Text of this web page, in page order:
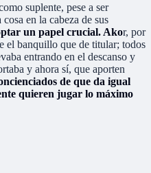
suplente, pese a ser
en la cabeza de sus
un papel crucial. Akor, por
el banquillo que de titular; todos
entrando en el descanso y
y ahora sí, que aporten
de que da igual
quieren jugar lo máximo